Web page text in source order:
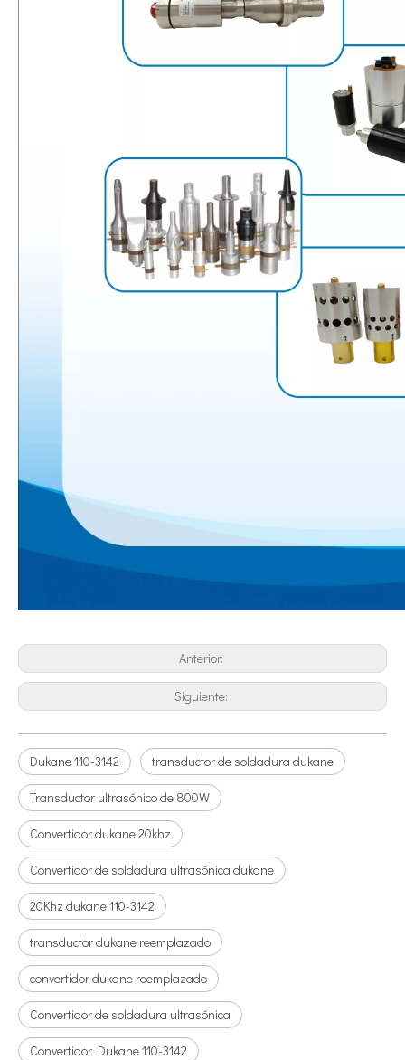
Actualmente, la investigación sobre la extracción de antioxidantes
Tecnología de tratamiento de agua por ultrasonidos
Ventajas de la soldadura ultrasónica de paneles de puertas de automóviles
¿Cuál es el principio y la teoría de la máquina de soldadura de
Anterior:
Siguiente:
Dukane 110-3142 transductor de soldadura dukane
Transductor ultrasónico de 800W
Convertidor dukane 20khz
Convertidor de soldadura ultrasónica dukane
20Khz dukane 110-3142
transductor dukane reemplazado
convertidor dukane reemplazado
Convertidor de soldadura ultrasónica
Convertidor Dukane 110-3142